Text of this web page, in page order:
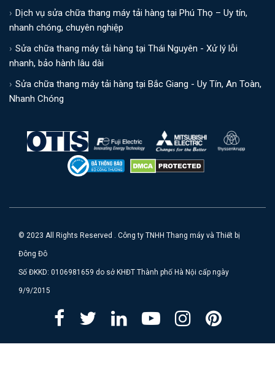
Dịch vụ sửa chữa thang máy tải hàng tại Phú Thọ – Uy tín,
nhanh chóng, chuyên nghiệp
Sửa chữa thang máy tải hàng tại Thái Nguyên - Xử lý lỗi
nhanh, bảo hành lâu dài
Sửa chữa thang máy tải hàng tại Bắc Giang - Uy Tín, An Toàn,
Nhanh Chóng
© 2023 All Rights Reserved . Công ty TNHH Thang máy và Thiết bị
Đông Đô
Số ĐKKD: 0106981659 do sở KHĐT Thành phố Hà Nội cấp ngày
9/9/2015